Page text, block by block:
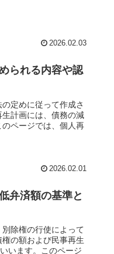
2026.02.03
られる内容や認
定めに従って作成さ
計画には、債務の減
ページでは、個人再
2026.02.01
弁済額の基準と
除権の行使によって
の額および民事再生
います。このページ